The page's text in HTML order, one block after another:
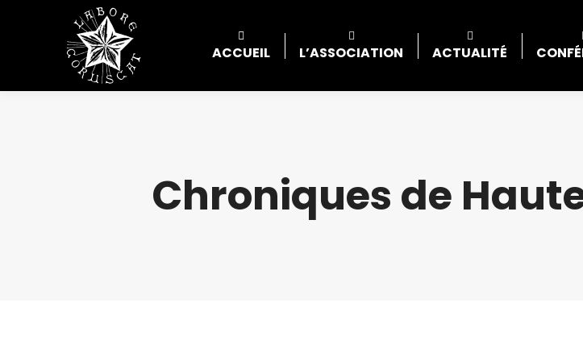
ACCUEIL L’ASSOCIATION ACTUALITÉ
Chroniques de